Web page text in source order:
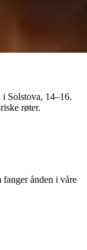
i Solstova, 14–16.
røter.
ånden i våre